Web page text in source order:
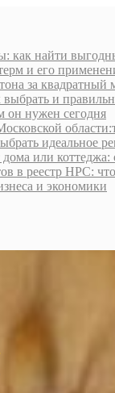
как найти
и его
за квадратный
и
он нужен сегодня
идеальное
или коттеджа:
в реестр НРС:
и экономики